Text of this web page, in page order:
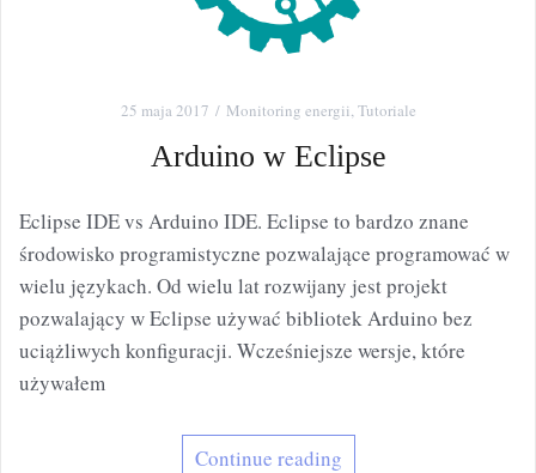
25 maja 2017 Monitoring energii,Tutoriale
Arduino w Eclipse
Eclipse IDE vs Arduino IDE. Eclipse to bardzo znane
środowisko programistyczne pozwalające programować w
wielu językach. Od wielu lat rozwijany jest projekt
pozwalający w Eclipse używać bibliotek Arduino bez
uciążliwych konfiguracji. Wcześniejsze wersje, które
używałem
Continue reading